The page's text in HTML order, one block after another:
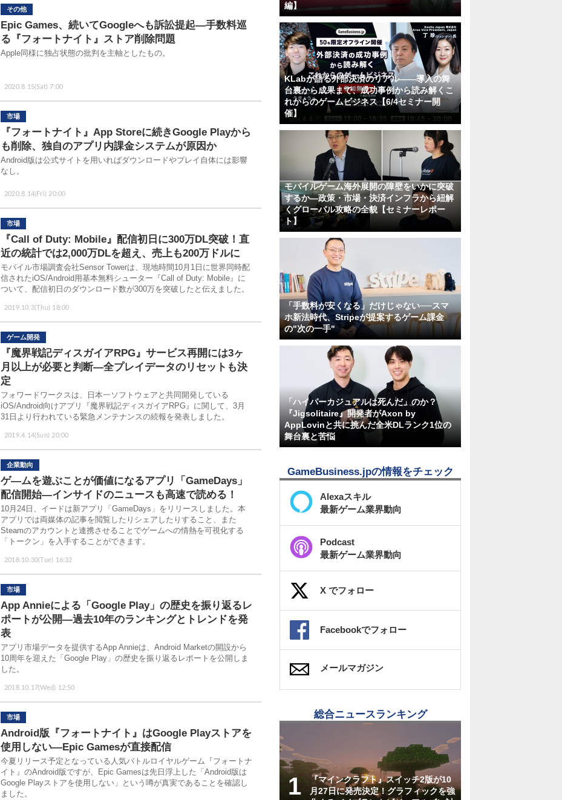
その他
2020.8.15(Sat) 7:00
Epic Games、続いてGoogleへも訴訟提起―手数料巡
る『フォートナイト』ストア削除問題
Apple同様に独占状態の批判を主軸としたもの。
市場
2020.8.14(Fri) 20:00
『フォートナイト』App Storeに続きGoogle Playから
も削除、独自のアプリ内課金システムが原因か
Android版は公式サイトを用いればダウンロードやプレイ自体には影響
なし。
市場
2019.10.3(Thu) 18:00
『Call of Duty: Mobile』配信初日に300万DL突破！直
近の統計では2,000万DLを超え、売上も200万ドルに
モバイル市場調査会社Sensor Towerは、現地時間10月1日に世界同時配
信されたiOS/Android用基本無料シューター『Call of Duty: Mobile』に
ついて、配信初日のダウンロード数が300万を突破したと伝えました。
ゲーム開発
2019.4.14(Sun) 20:00
『魔界戦記ディスガイアRPG』サービス再開には3ヶ
月以上が必要と判断―全プレイデータのリセットも決
定
フォワードワークスは、日本一ソフトウェアと共同開発している
iOS/Android向けアプリ『魔界戦記ディスガイアRPG』に関して、3月
31日より行われている緊急メンテナンスの続報を発表しました。
企業動向
2018.10.30(Tue) 16:32
ゲ―ムを遊ぶことが価値になるアプリ「GameDays」
配信開始―インサイドのニュースも高速で読める！
10月24日、イードは新アプリ「GameDays」をリリースしました。本
アプリでは両媒体の記事を閲覧したりシェアしたりすること、また
Steamのアカウントと連携させることでゲームへの情熱を可視化する
「トークン」を入手することができます。
市場
2018.10.17(Wed) 12:50
App Annieによる「Google Play」の歴史を振り返るレ
ポートが公開―過去10年のランキングとトレンドを発
表
アプリ市場データを提供するApp Annieは、Android Marketの開設から
10周年を迎えた「Google Play」の歴史を振り返るレポートを公開しま
した。
市場
Android版『フォートナイト』はGoogle Playストアを
使用しない―Epic Gamesが直接配信
今夏リリース予定となっている人気バトルロイヤルゲーム『フォートナ
イト』のAndroid版ですが、Epic Gamesは先日浮上した「Android版は
Google Playストアを使用しない」という噂が真実であることを確認し
ました。
編】
KLabが語る外部決済のリアル――導入の舞
台裏から成果まで、成功事例から読み解くこ
れからのゲームビジネス【6/4セミナー開
催】
モバイルゲーム海外展開の障壁をいかに突破
するか―政策・市場・決済インフラから紐解
くグローバル攻略の全貌【セミナーレポー
ト】
「手数料が安くなる」だけじゃない──スマ
ホ新法時代、Stripeが提案するゲーム課金
の"次の一手"
「ハイパーカジュアルは死んだ」のか？
『Jigsolitaire』開発者がAxon by
AppLovinと共に挑んだ全米DLランク1位の
舞台裏と苦悩
GameBusiness.jpの情報をチェック
Alexaスキル
最新ゲーム業界動向
Podcast
最新ゲーム業界動向
X でフォロー
Facebookでフォロー
メールマガジン
総合ニュースランキング
『マインクラフト』スイッチ2版が10
月27日に発売決定！グラフィックを強